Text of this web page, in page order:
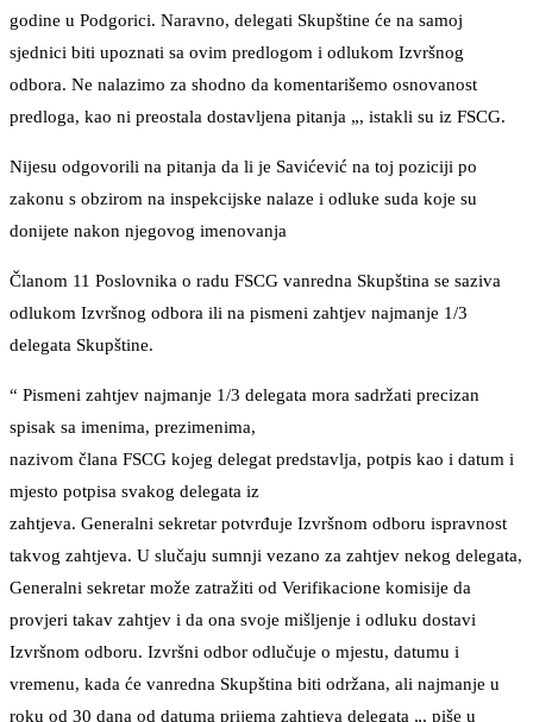
godine u Podgorici. Naravno, delegati Skupštine će na samoj
sjednici biti upoznati sa ovim predlogom i odlukom Izvršnog
odbora. Ne nalazimo za shodno da komentarišemo osnovanost
predloga, kao ni preostala dostavljena pitanja „, istakli su iz FSCG.
Nijesu odgovorili na pitanja da li je Savićević na toj poziciji po
zakonu s obzirom na inspekcijske nalaze i odluke suda koje su
donijete nakon njegovog imenovanja
Članom 11 Poslovnika o radu FSCG vanredna Skupština se saziva
odlukom Izvršnog odbora ili na pismeni zahtjev najmanje 1/3
delegata Skupštine.
“ Pismeni zahtjev najmanje 1/3 delegata mora sadržati precizan
spisak sa imenima, prezimenima,
nazivom člana FSCG kojeg delegat predstavlja, potpis kao i datum i
mjesto potpisa svakog delegata iz
zahtjeva. Generalni sekretar potvrđuje Izvršnom odboru ispravnost
takvog zahtjeva. U slučaju sumnji vezano za zahtjev nekog delegata,
Generalni sekretar može zatražiti od Verifikacione komisije da
provjeri takav zahtjev i da ona svoje mišljenje i odluku dostavi
Izvršnom odboru. Izvršni odbor odlučuje o mjestu, datumu i
vremenu, kada će vanredna Skupština biti održana, ali najmanje u
roku od 30 dana od datuma prijema zahtjeva delegata „, piše u